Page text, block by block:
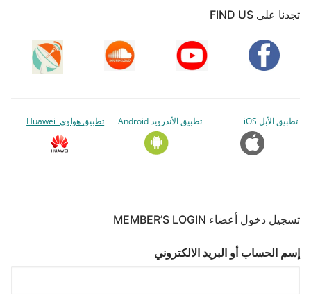
تجدنا على FIND US
تطبيق الأبل iOS تطبيق الأندرويد Android تطبيق هواوي Huawei
تسجيل دخول أعضاء MEMBER’S LOGIN
إسم الحساب أو البريد الالكتروني